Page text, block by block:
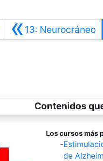
«13: Neurocráneo
Contenidos
Los cursos más
-
de